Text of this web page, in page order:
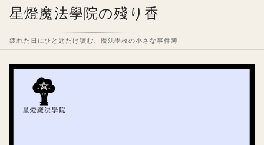
星燈魔法學院の殘り香
疲れた日にひと匙だけ讀む、魔法學校の小さな事件簿